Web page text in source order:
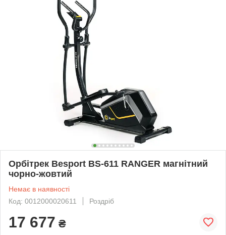
Орбітрек Besport BS-611 RANGER магнітний
чорно-жовтий
Немає в наявності
Код: 0012000020611
Роздріб
17 677 ₴